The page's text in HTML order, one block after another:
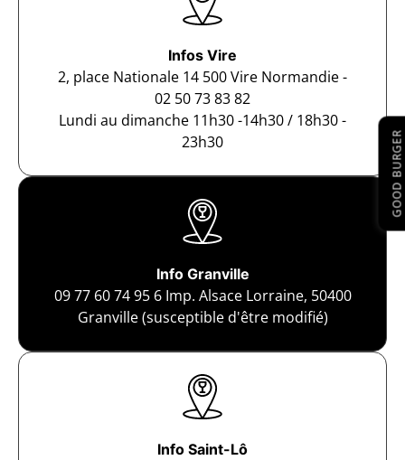
Infos Vire
2, place Nationale 14 500 Vire Normandie -
02 50 73 83 82
Lundi au dimanche 11h30 -14h30 / 18h30 -
23h30
Info Granville
09 77 60 74 956 Imp. Alsace Lorraine, 50400
Granville (susceptible d'être modifié)
Info Saint-Lô
GOOD BURGER